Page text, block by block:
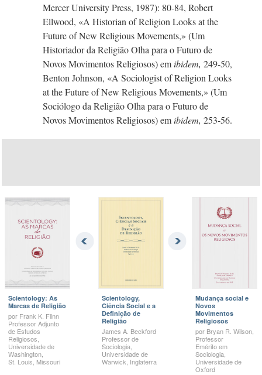
Mercer University Press, 1987): 80-84, Robert
Ellwood, «A Historian of Religion Looks at the
Future of New Religious Movements,» (Um
Historiador da Religião Olha para o Futuro de
Novos Movimentos Religiosos) emibidem, 249-50,
Benton Johnson, «A Sociologist of Religion Looks
at the Future of New Religious Movements,» (Um
Sociólogo da Religião Olha para o Futuro de
Novos Movimentos Religiosos) emibidem, 253-56.
Scientology: As
Marcas de Religião
por Frank K. Flinn
Professor Adjunto
de Estudos
Religiosos,
Universidade de
Washington,
St. Louis, Missouri
Scientology,
Ciência Social e a
Definição de
Religião
James A. Beckford
Professor de
Sociologia,
Universidade de
Warwick, Inglaterra
Mudança social e
Novos
Movimentos
Religiosos
por Bryan R. Wilson,
Professor
Emérito em
Sociologia,
Universidade de
Oxford